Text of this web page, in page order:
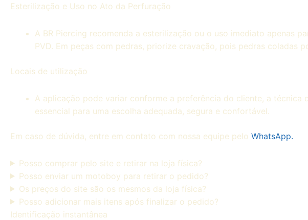
Esterilização e Uso no Ato da Perfuração
A BR Piercing recomenda a esterilização ou o uso imediato apenas
PVD. Em peças com pedras, priorize cravação, pois pedras coladas
Locais de utilização
A aplicação pode variar conforme a preferência do cliente, a
essencial para uma escolha adequada, segura e confortável.
Em caso de dúvida, entre em contato com nossa equipe pelo WhatsApp.
Posso comprar pelo site e retirar na loja física?
Posso enviar um motoboy para retirar o pedido?
Os preços do site são os mesmos da loja física?
Posso adicionar mais itens após finalizar o pedido?
Identificação instantânea